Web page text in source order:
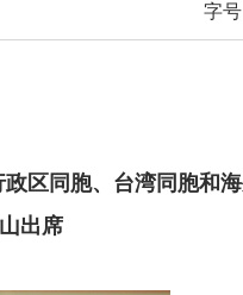
字号
区同胞、台湾同胞和
出席